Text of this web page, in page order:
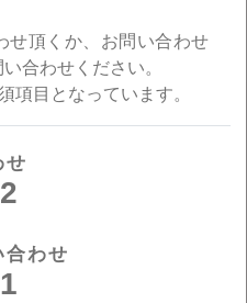
せ頂くか、お問い合わせ
合わせください。
項目となっています。
せ
合わせ